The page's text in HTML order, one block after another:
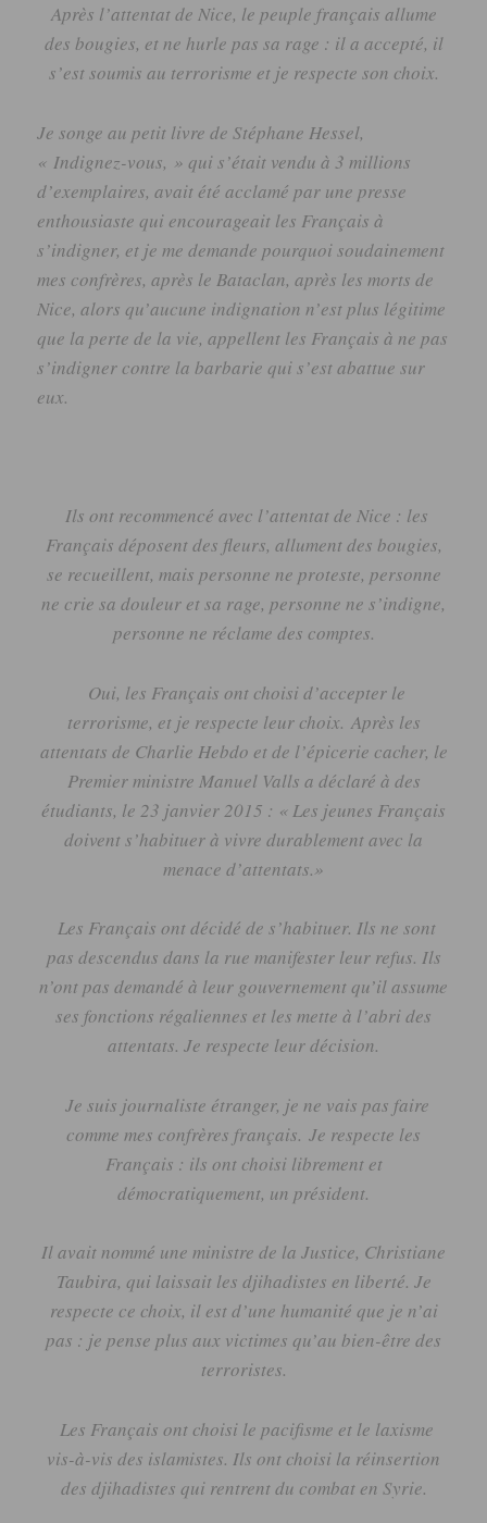
Après l’attentat de Nice, le peuple français allume
des bougies, et ne hurle pas sa rage : il a accepté, il
s’est soumis au terrorisme et je respecte son choix.
Je songe au petit livre de StéphaneHessel,
« Indignez-vous, » qui s’était vendu à 3 millions
d’exemplaires,avait été acclamé par une presse
enthousiaste qui encourageait les Français à
s’indigner, et je me demande pourquoi soudainement
mes confrères, après le Bataclan, après les morts de
Nice, alors qu’aucune indignation n’est plus légitime
que la perte de la vie, appellent les Français à ne pas
s’indigner contre la barbarie qui s’est abattue sur
eux.
Ils ont recommencé avec l’attentat de Nice : les
Français déposent des fleurs, allument des bougies,
se recueillent, mais personne ne proteste, personne
ne crie sa douleur et sa rage, personne ne s’indigne,
personne ne réclame des comptes.
Oui, les Français ont choisi d’accepter le
terrorisme, et je respecte leur choix. Après les
attentats de Charlie Hebdo et de l’épicerie cacher, le
Premier ministre Manuel Valls a déclaré à des
étudiants, le 23 janvier 2015 : « Les jeunes Français
doivent s’habituer à vivre durablement avec la
menace d’attentats.»
Les Français ont décidé de s’habituer. Ils ne sont
pas descendus dans la rue manifester leur refus. Ils
n’ont pas demandé à leur gouvernement qu’il assume
ses fonctions régaliennes et les mette à l’abri des
attentats. Je respecte leur décision.
Je suis journaliste étranger, je ne vais pas faire
comme mes confrères français. Je respecte les
Français : ils ont choisi librement et
démocratiquement, un président.
Il avait nommé une ministre de la Justice, Christiane
Taubira, qui laissait les djihadistes en liberté. Je
respecte ce choix, il est d’une humanité que je n’ai
pas : je pense plus aux victimes qu’au bien-être des
terroristes.
Les Français ont choisi le pacifisme et le laxisme
vis-à-vis des islamistes. Ils ont choisi la réinsertion
des djihadistes qui rentrent du combat en Syrie.